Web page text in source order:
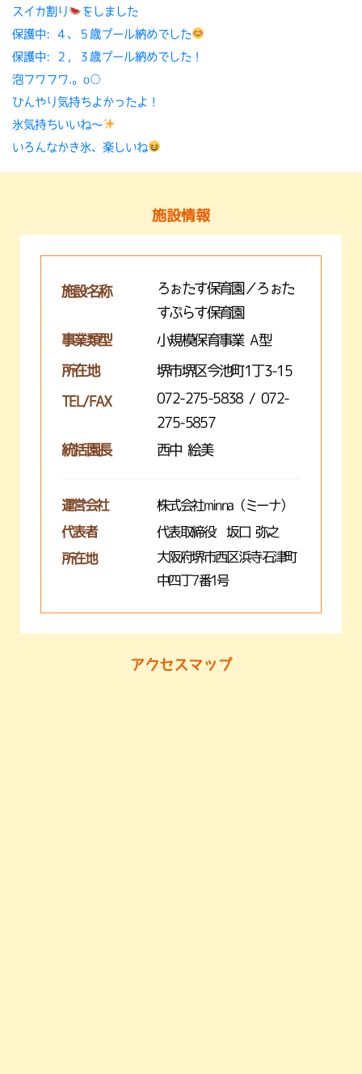
スイカ割り
をしました
保護中: ４、５歳プール納めでした
保護中: ２，３歳プール納めでした！
泡フワフワ.。o○
ひんやり気持ちよかったよ！
氷気持ちいいね〜
いろんなかき氷、楽しいね
施設情報
施設名称
ろぉたす保育園／ろぉた
すぷらす保育園
事業類型
小規模保育事業 A型
所在地 堺市堺区今池町1丁3-15
TEL/FAX
072-275-5838 / 072-
275-5857
統括園長
西中 絵美
運営会社 株式会社minna（ミーナ）
代表者 代表取締役 坂口 弥之
所在地
大阪府堺市西区浜寺石津町
中四丁7番1号
アクセスマップ